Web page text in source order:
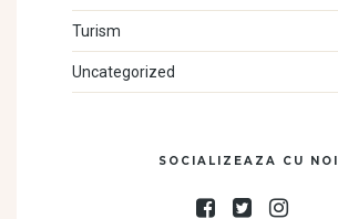
Turism
Uncategorized
SOCIALIZEAZA CU NOI